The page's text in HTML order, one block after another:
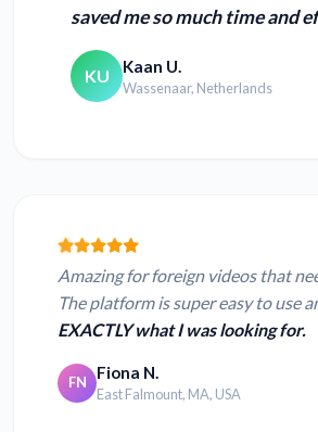
saved me so much time and
KU Kaan U.
Wassenaar, Netherlands
Amazing for foreign videos that
The platform is super easy to use
EXACTLY what I was looking for.
FN Fiona N.
East Falmount, MA, USA